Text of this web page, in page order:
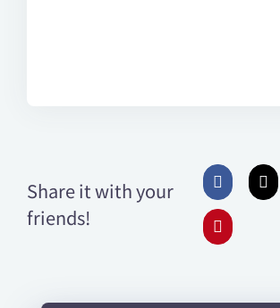
Share it with your
friends!